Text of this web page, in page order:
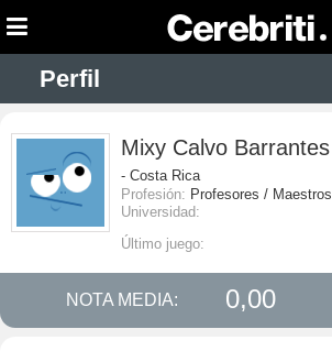
Perfil
Mixy Calvo Barrantes
- Costa Rica
Profesión: Profesores / Maestros
Universidad:
Último juego:
NOTA MEDIA: 0,00